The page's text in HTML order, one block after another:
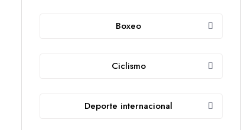
Boxeo
Ciclismo
Deporte internacional